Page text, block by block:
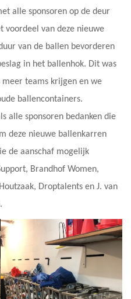
alle sponsoren op de deur
voordeel van deze nieuwe
van de ballen bevorderen
in het ballenhok. Dit was
meer teams krijgen en we
ballencontainers.
alle sponsoren bedanken die
deze nieuwe ballenkarren
de aanschaf mogelijk
Brandhof Women,
Droptalents en J. van